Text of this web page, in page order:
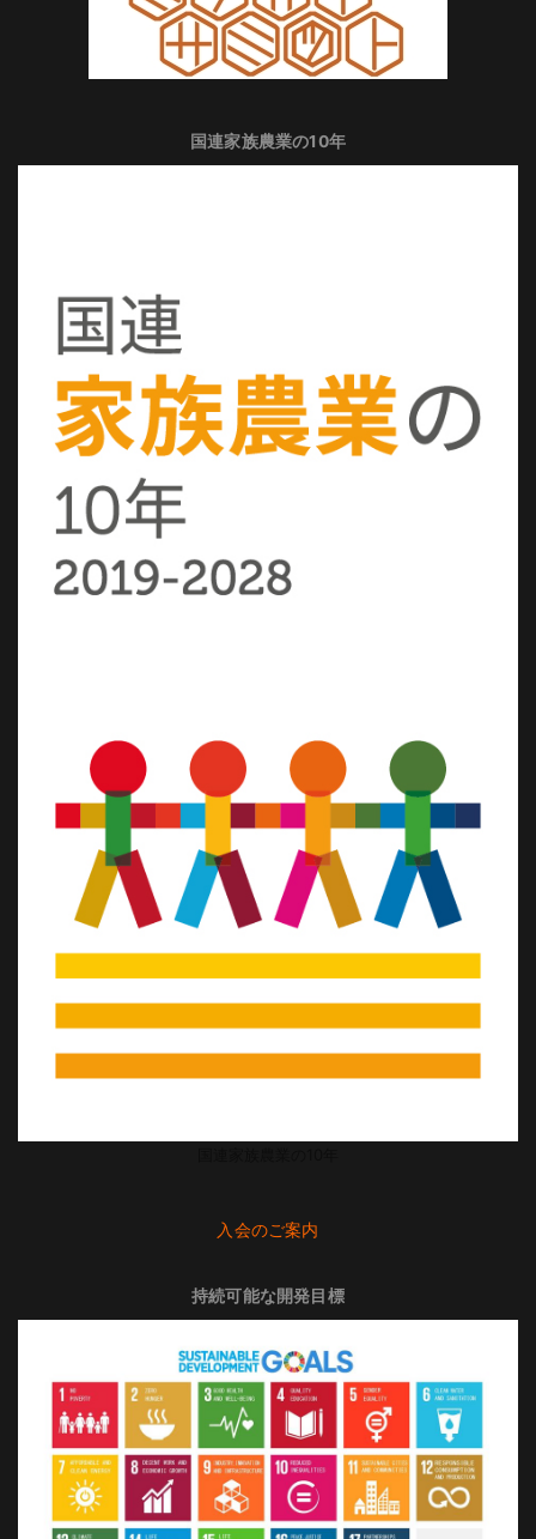
国連家族農業の10年
入会のご案内
持続可能な開発目標